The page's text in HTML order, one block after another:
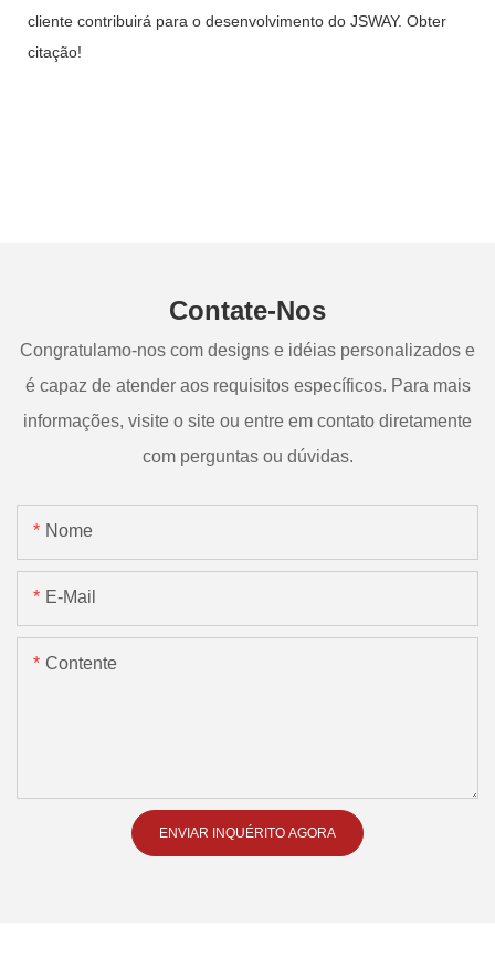
cliente contribuirá para o desenvolvimento do JSWAY. Obter
citação!
Contate-Nos
Congratulamo-nos com designs e idéias personalizados e
é capaz de atender aos requisitos específicos. Para mais
informações, visite o site ou entre em contato diretamente
com perguntas ou dúvidas.
Nome
E-Mail
Contente
ENVIAR INQUÉRITO AGORA